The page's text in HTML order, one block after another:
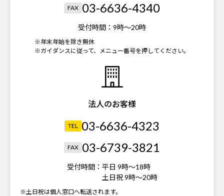
FAX 03-6636-4340
受付時間： 9時～20時
※年末年始を除き無休
※ガイダンスに従って、メニュー番号を押してください。
法人のお客様
TEL 03-6636-4323
FAX 03-6739-3821
受付時間： 平日 9時～18時
土日祝 9時～20時
※土日祝は個人窓口へ転送されます。